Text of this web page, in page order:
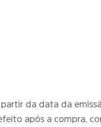
partir da data da
após a compra,